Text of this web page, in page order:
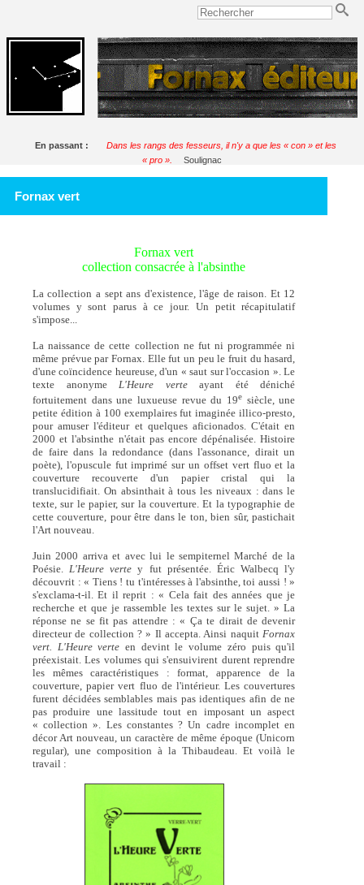
En passant :
Dans les rangs des fesseurs, il n'y a que les « con » et les
« pro ».
Soulignac
Fornax vert
Fornax vert
collection consacrée à l'absinthe
La collection a sept ans d'existence, l'âge de raison. Et 12
volumes y sont parus à ce jour. Un petit récapitulatif
s'impose...
La naissance de cette collection ne fut ni programmée ni
même prévue par Fornax. Elle fut un peu le fruit du hasard,
d'une coïncidence heureuse, d'un « saut sur l'occasion ». Le
texte anonyme L'Heure verteayant été déniché
fortuitement dans une luxueuse revue du 19esiècle, une
petite édition à 100 exemplaires fut imaginée illico-presto,
pour amuser l'éditeur et quelques aficionados. C'était en
2000 et l'absinthe n'était pas encore dépénalisée. Histoire
de faire dans la redondance (dans l'assonance, dirait un
poète), l'opuscule fut imprimé sur un offset vert fluo et la
couverture recouverte d'un papier cristal qui la
translucidifiait. On absinthait à tous les niveaux : dans le
texte, sur le papier, sur la couverture. Et la typographie de
cette couverture, pour être dans le ton, bien sûr, pastichait
l'Art nouveau.
Juin 2000 arriva et avec lui le sempiternel Marché de la
Poésie.L'Heure verte y fut présentée. Éric Walbecq l'y
découvrit : « Tiens ! tu t'intéresses à l'absinthe, toi aussi ! »
s'exclama-t-il. Et il reprit : « Cela fait des années que je
recherche et que je rassemble les textes sur le sujet. » La
réponse ne se fit pas attendre : « Ça te dirait de devenir
directeur de collection ? » Il accepta. Ainsi naquitFornax
vert. L'Heure verte en devint le volume zéro puis qu'il
préexistait. Les volumes qui s'ensuivirent durent reprendre
les mêmes caractéristiques : format, apparence de la
couverture, papier vert fluo de l'intérieur. Les couvertures
furent décidées semblables mais pas identiques afin de ne
pas produire une lassitude tout en imposant un aspect
« collection ». Les constantes ? Un cadre incomplet en
décor Art nouveau, un caractère de même époque (Unicorn
regular), une composition à la Thibaudeau. Et voilà le
travail :